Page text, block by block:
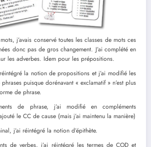
j’avais conservé toutes les classes de mots ces
donc pas de gros changement. J’ai complété en
les adverbes. Idem pour les prépositions.
la notion de propositions et j’ai modifié les
puisque dorénavant « exclamatif » n’est plus
de phrase.
de phrase, j’ai modifié en compléments
le CC de cause (mais j’ai maintenu la manière)
j’ai réintégré la notion d’épithète.
de verbes, j’ai réintégré les termes de COD et